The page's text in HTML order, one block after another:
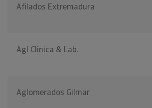
Afilados Extremadura
Agl Clinica & Lab.
Aglomerados Gilmar